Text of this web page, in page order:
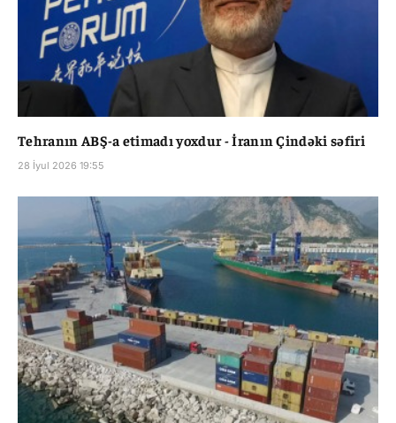
Tehranın ABŞ-a etimadı yoxdur - İranın Çindəki səfiri
28 İyul 2026 19:55